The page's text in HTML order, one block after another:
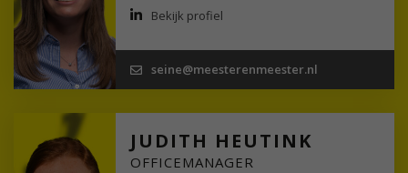
Bekijk profiel
seine@meesterenmeester.nl
JUDITH HEUTINK
OFFICEMANAGER